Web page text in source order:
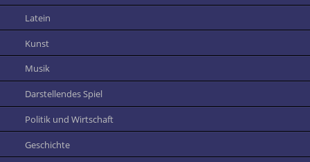
Latein
Kunst
Musik
Darstellendes Spiel
Politik und Wirtschaft
Geschichte